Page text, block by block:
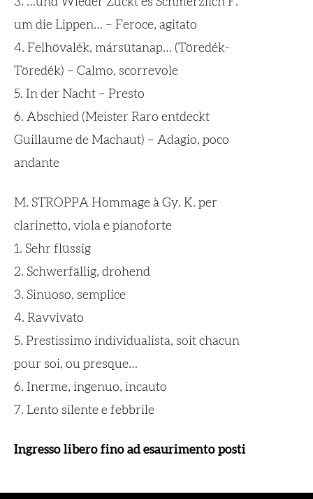
um die Lippen… – Feroce, agitato
4. Felhövalék, mársütanap… (Töredék-
Töredék) – Calmo, scorrevole
5. In der Nacht – Presto
6. Abschied (Meister Raro entdeckt
Guillaume de Machaut) – Adagio, poco
andante
M. STROPPA Hommage à Gy. K. per
clarinetto, viola e pianoforte
1. Sehr flüssig
2. Schwerfällig, drohend
3. Sinuoso, semplice
4. Ravvivato
5. Prestissimo individualista, soit chacun
pour soi, ou presque…
6. Inerme, ingenuo, incauto
7. Lento silente e febbrile
Ingresso libero fino ad esaurimento posti